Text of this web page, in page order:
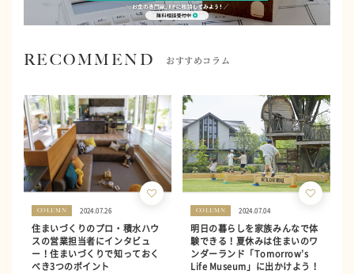
RECOMMEND おすすめコラム
COLUMN 2024.07.26
住まいづくりのプロ・積水ハウ
スの営業担当者にインタビュ
ー！住まいづくりで知っておく
べき3つのポイント
COLUMN 2024.07.04
明日の暮らしを家族みんなで体
験できる！夏休みは住まいのワ
ンダーランド「Tomorrow’s
Life Museum」に出かけよう！